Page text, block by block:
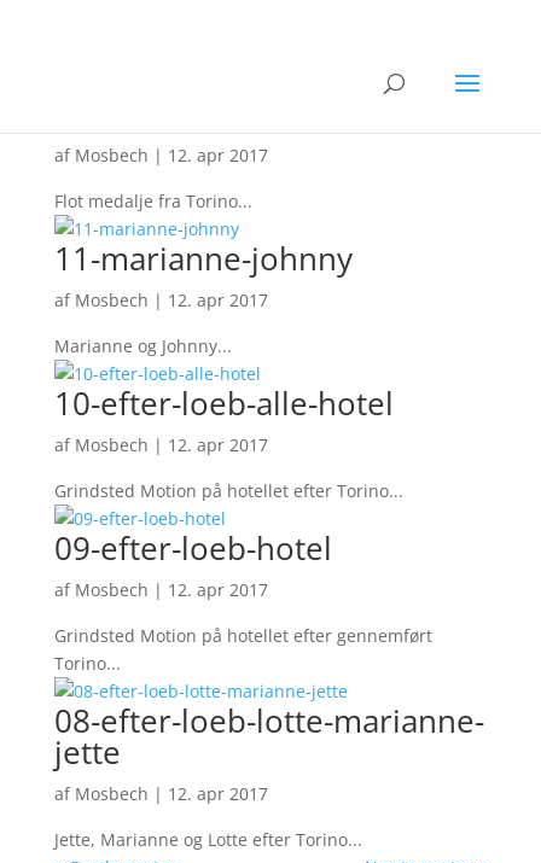
af Mosbech | 12. apr 2017
Flot medalje fra Torino...
11-marianne-johnny
af Mosbech | 12. apr 2017
Marianne og Johnny...
10-efter-loeb-alle-hotel
af Mosbech | 12. apr 2017
Grindsted Motion på hotellet efter Torino...
09-efter-loeb-hotel
af Mosbech | 12. apr 2017
Grindsted Motion på hotellet efter gennemført
Torino...
08-efter-loeb-lotte-marianne-
jette
af Mosbech | 12. apr 2017
Jette, Marianne og Lotte efter Torino...